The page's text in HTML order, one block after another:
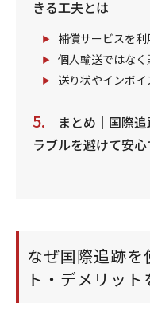
きる工夫とは
補償サービスを利
個人輸送ではな
送り状やインボ
まとめ｜国際
ラブルを避けて安
なぜ国際追跡
ト・デメリット